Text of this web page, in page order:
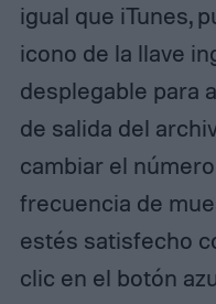
igual que iTunes,
icono de la llave
desplegable para
de salida del
cambiar el
frecuencia de
estés satisfecho
clic en el botón